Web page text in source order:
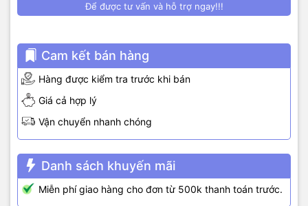
Để được tư vấn và hỗ trợ ngay!!!
Cam kết bán hàng
Hàng được kiểm tra trước khi bán
Giá cả hợp lý
Vận chuyển nhanh chóng
Danh sách khuyến mãi
Miễn phí giao hàng cho đơn từ 500k thanh toán trước.